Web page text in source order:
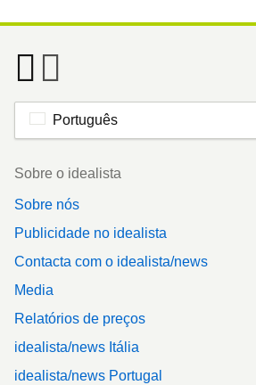
Português
Footer
Sobre o idealista
Sobre nós
Publicidade no idealista
Contacta com o idealista/news
Media
Relatórios de preços
idealista/news Itália
idealista/news Portugal